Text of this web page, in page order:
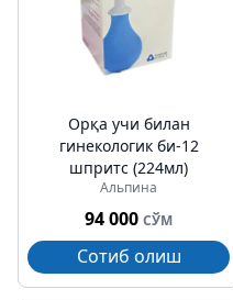
Орқа учи билан
гинекологик би-12
шпритс (224мл)
Альпина
94 000 СЎМ
Сотиб олиш